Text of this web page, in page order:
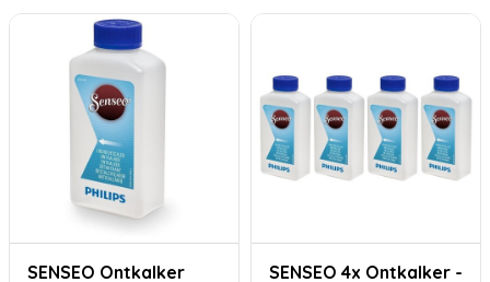
SENSEO Ontkalker
SENSEO 4x Ontkalker -